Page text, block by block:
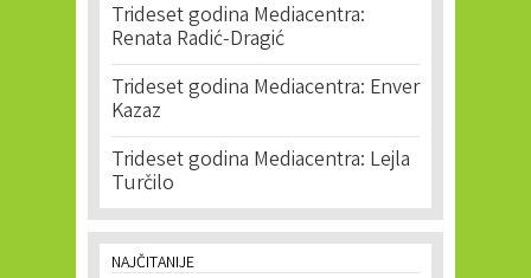
Trideset godina Mediacentra:
Renata Radić-Dragić
Trideset godina Mediacentra: Enver
Kazaz
Trideset godina Mediacentra: Lejla
Turčilo
NAJČITANIJE